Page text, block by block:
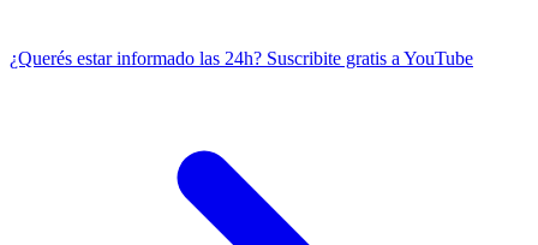
¿Querés estar informado las 24h? Suscribite gratis a YouTube